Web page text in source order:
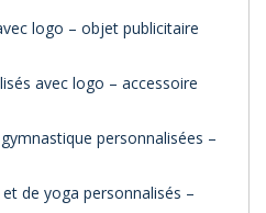
logo – objet publicitaire
avec logo – accessoire
personnalisées –
de yoga personnalisés –